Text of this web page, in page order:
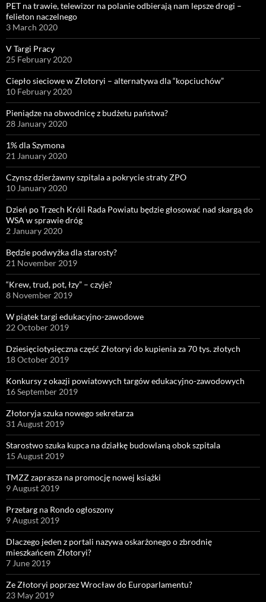
PET na trawie, telewizor na polanie odbierają nam lepsze drogi –
felieton naczelnego
3 March 2020
V Targi Pracy
25 February 2020
Ciepło sieciowe w Złotoryi – alternatywa dla “kopciuchów”
10 February 2020
Pieniądze na obwodnicę z budżetu państwa?
28 January 2020
1% dla Szymona
21 January 2020
Czynsz dzierżawny szpitala a pokrycie straty ZPO
10 January 2020
Dzień po Trzech Króli Rada Powiatu będzie głosować nad skargą do
WSA w sprawie dróg
2 January 2020
Będzie podwyżka dla starosty?
21 November 2019
“Krew, trud, pot, łzy” – czyje?
8 November 2019
W piątek targi edukacyjno-zawodowe
22 October 2019
Dziesięciotysięczna część Złotoryi do kupienia za 70 tys. złotych
18 October 2019
Konkursy z okazji powiatowych targów edukacyjno-zawodowych
16 September 2019
Złotoryja szuka nowego sekretarza
31 August 2019
Starostwo szuka kupca na działkę budowlaną obok szpitala
15 August 2019
TMZZ zaprasza na promocję nowej książki
9 August 2019
Przetarg na Rondo ogłoszony
9 August 2019
Dlaczego jeden z portali nazywa oskarżonego o zbrodnię
mieszkańcem Złotoryi?
7 June 2019
Ze Złotoryi poprzez Wrocław do Europarlamentu?
23 May 2019